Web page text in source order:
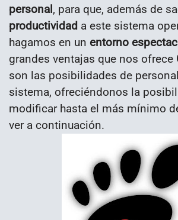
personal, para que, además de
productividad a este sistema
hagamos en un entorno
grandes ventajas que nos ofrece
son las posibilidades de
sistema, ofreciéndonos la
modificar hasta el más mínimo
ver a continuación.